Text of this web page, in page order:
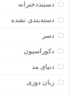
دسبنددخترانه
دسته‌بندی نشده
دسر
دکوراسیون
دنیای مد
ربان دوزی